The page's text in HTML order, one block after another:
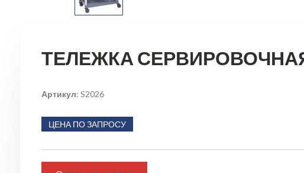
ТЕЛЕЖКА
Артикул: S2026
ЦЕНА ПО ЗАПРОСУ